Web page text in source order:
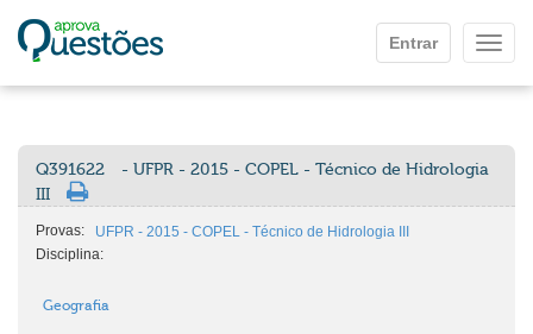
Entrar
Q391622
- UFPR - 2015 - COPEL - Técnico de Hidrologia
III
Provas:
UFPR - 2015 - COPEL - Técnico de Hidrologia III
Disciplina:
Geografia